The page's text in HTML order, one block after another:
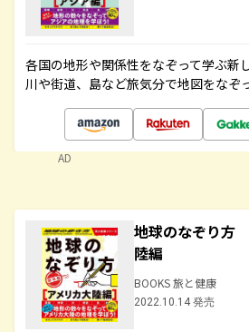
各国の地形や関係性をなぞって学ぶ新
川や街道、島など旅気分で地図をなぞ
AD
地球のなぞり
陸編
BOOKS 旅と健康
2022.10.14 発売